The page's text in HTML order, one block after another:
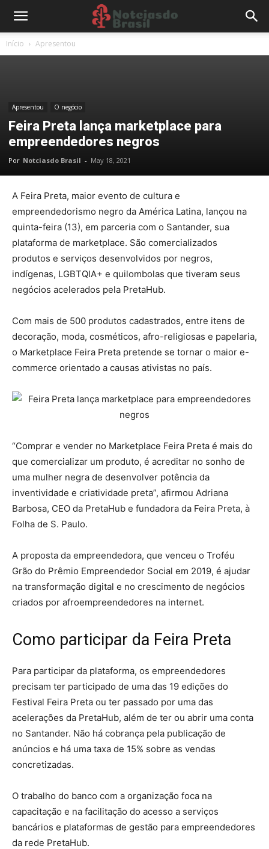
Início Apresentou
Apresentou O negócio
Feira Preta lança marketplace para
empreendedores negros
Por Notciasdo Brasil - May 18, 2021
A Feira Preta, maior evento de cultura e
empreendedorismo negro da América Latina, lançou na
quinta-feira (13), em parceria com o Santander, sua
plataforma de marketplace. São comercializados
produtos e serviços desenvolvidos por negros,
indígenas, LGBTQIA+ e quilombolas que tiveram seus
negócios acelerados pela PretaHub.
Com mais de 500 produtos cadastrados, entre itens de
decoração, moda, cosméticos, afro-religiosas e papelaria,
o Marketplace Feira Preta pretende se tornar o maior e-
commerce orientado a causas ativistas no país.
“Comprar e vender no Marketplace Feira Preta é mais do
que comercializar um produto, é acreditar no sonho de
uma mulher negra de desenvolver potência da
inventividade e criatividade preta”, afirmou Adriana
Barbosa, CEO da PretaHub e fundadora da Feira Preta, à
Folha de S. Paulo.
A proposta da empreendedora, que venceu o Troféu
Grão do Prêmio Empreendedor Social em 2019, é ajudar
na transformação digital e no crescimento de negócios
criados por afroempreendedores na internet.
Como participar da Feira Preta
Para participar da plataforma, os empreendedores
precisam ter participado de uma das 19 edições do
Festival Feira Preta ou ter passado por uma das
acelerações da PretaHub, além de ter ou abrir uma conta
no Santander. Não há cobrança pela publicação de
anúncios e há uma taxa de 15% sobre as vendas
concretizadas.
O trabalho do banco com a organização foca na
capacitação e na facilitação do acesso a serviços
bancários e plataformas de gestão para empreendedores
da rede PretaHub.